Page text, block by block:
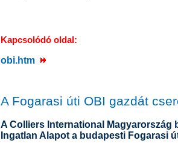
Kapcsolódó oldal:
obi.htm
A Fogarasi úti OBI gazdát
A Colliers International Magyarország
Ingatlan Alapot a budapesti Fogarasi